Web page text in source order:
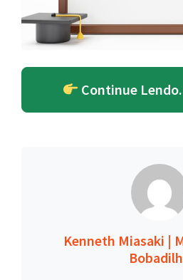
Continue
Kenneth Miasaki |